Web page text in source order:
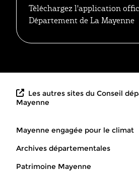
Téléchargez l'application
Département de La Mayenne
Les autres sites du Conseil
Mayenne
Mayenne engagée pour le climat
Archives départementales
Patrimoine Mayenne